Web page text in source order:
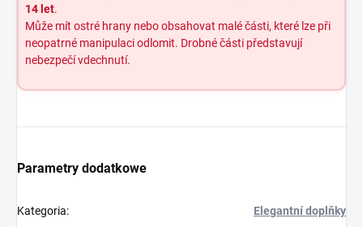
14 let.
Může mít ostré hrany nebo obsahovat malé části, které lze při
neopatrné manipulaci odlomit. Drobné části představují
nebezpečí vdechnutí.
Parametry dodatkowe
Kategoria: Elegantní doplňky